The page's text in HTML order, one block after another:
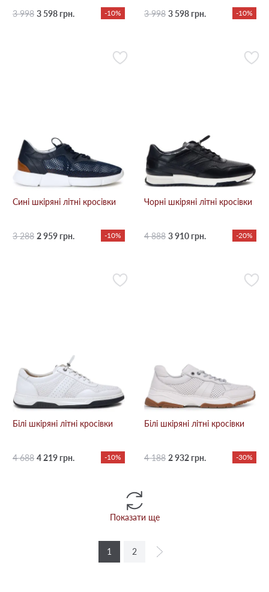
3 998 3 598 грн. -10% 3 998 3 598 грн. -10%
Сині шкіряні літні кросівки
3 288 2 959 грн. -10%
Чорні шкіряні літні кросівки
4 888 3 910 грн. -20%
Білі шкіряні літні кросівки
4 688 4 219 грн. -10%
Білі шкіряні літні кросівки
4 188 2 932 грн. -30%
Показати ще
1 2